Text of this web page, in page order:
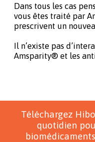
Dans tous les cas
vous êtes traité par
prescrivent un
Il n’existe pas
Amsparity® et les
Téléchargez
quotidien